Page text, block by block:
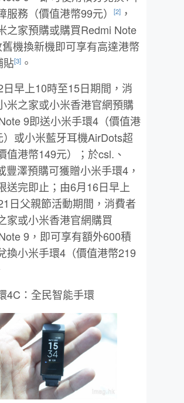
服務（價值港幣99元）
[2] ，
之家預購或購買Redmi Note
機換新機即可享有高達港幣
貼[3] 。
日早上10時至15日期間，消
米之家或小米香港官網預購
9即送小米手環4（價值港
）或小米藍牙耳機AirDots超
值港幣149元）；於csl.、
豐澤預購可獲贈小米手環4，
送完即止；由6月16日早上
日父親節活動期間，消費者
家或小米香港官網購買
9，即可享有額外600積
換小米手環4（價值港幣219
4C：全民智能手環